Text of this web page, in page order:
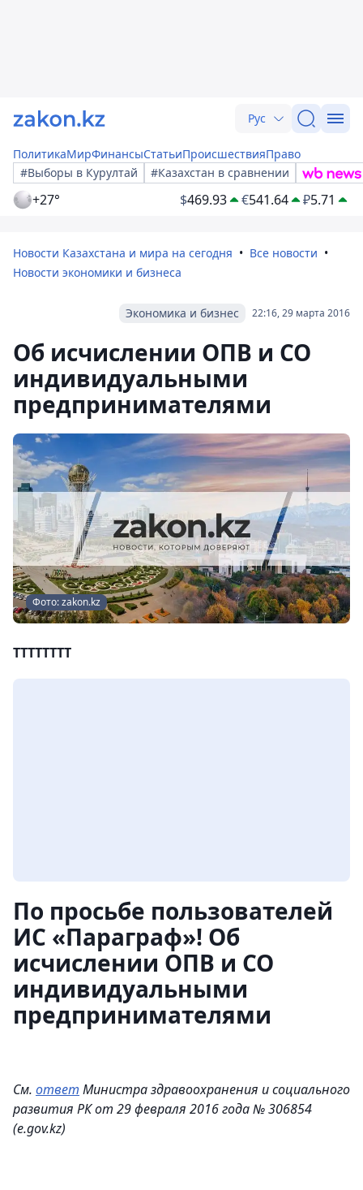
Рус
ПолитикаМирФинансыСтатьиПроисшествияПраво
#Выборы в Курултай
#Казахстан в сравнении
+27° $469.93 €541.64 ₽5.71
Новости Казахстана и мира на сегодня
Все новости
Новости экономики и бизнеса
22:16, 29 марта 2016
Экономика и бизнес
Об исчислении ОПВ и СО
индивидуальными
предпринимателями
Фото: zakon.kz
TTTTTTTT
По просьбе пользователей
ИС «Параграф»! Об
исчислении ОПВ и СО
индивидуальными
предпринимателями
См. ответ Министра здравоохранения и социального
развития РК от 29 февраля 2016 года № 306854
(е.gov.kz)